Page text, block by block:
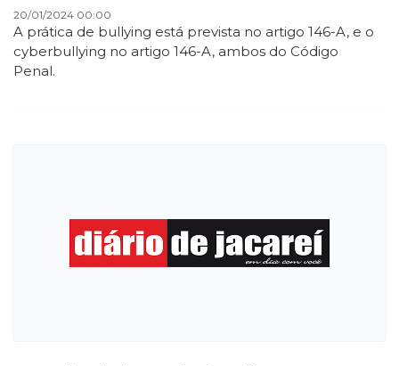
20/01/2024 00:00
A prática de bullying está prevista no artigo 146-A, e o
cyberbullying no artigo 146-A, ambos do Código
Penal.